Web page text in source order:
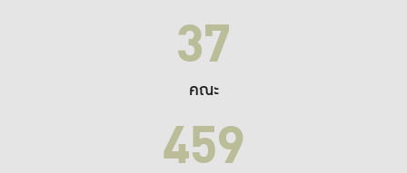
37
คณะ
459